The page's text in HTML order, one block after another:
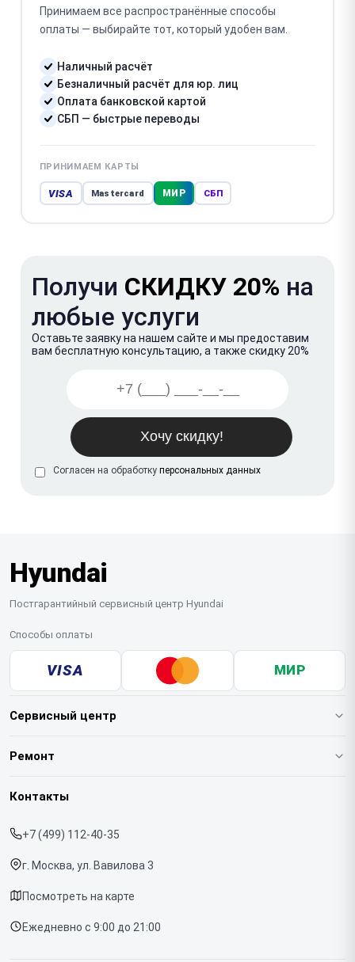
Принимаем все распространённые способы
оплаты — выбирайте тот, который удобен вам.
Наличный расчёт
Безналичный расчёт для юр. лиц
Оплата банковской картой
СБП — быстрые переводы
ПРИНИМАЕМ КАРТЫ
VISA Mastercard МИР СБП
Получи СКИДКУ 20% на
любые услуги
Оставьте заявку на нашем сайте и мы предоставим
вам бесплатную консультацию, а также скидку 20%
Согласен на обработку персональных данных
Hyundai
Постгарантийный сервисный центр Hyundai
Способы оплаты
VISA МИР
Сервисный центр
О нашем сервисе
Срочный ремонт
Доставка и способы оплаты
Диагностика
Контакты
Ремонт
Варочных панелей
Контакты
+7 (499) 112-40-35
г. Москва, ул. Вавилова 3
Посмотреть на карте
Ежедневно с 9:00 до 21:00